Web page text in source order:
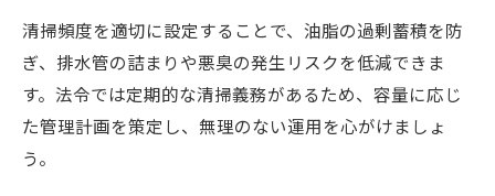
清掃頻度を適切に設定することで、油脂の過剰蓄積を防
ぎ、排水管の詰まりや悪臭の発生リスクを低減できま
す。法令では定期的な清掃義務があるため、容量に応じ
た管理計画を策定し、無理のない運用を心がけましょ
う。